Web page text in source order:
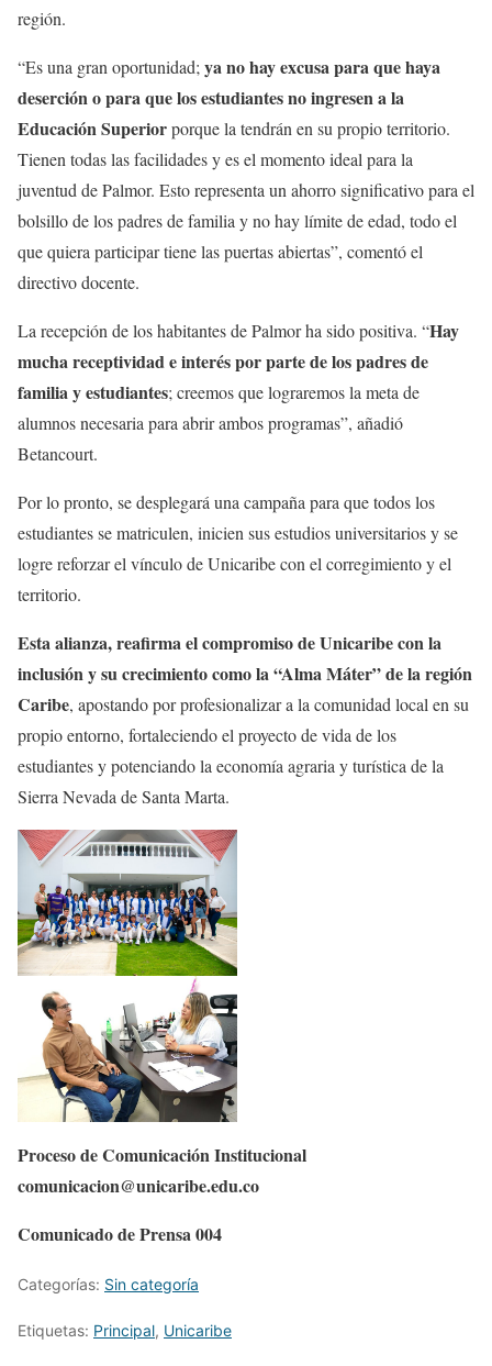
región.
“Es una gran oportunidad; ya no hay excusa para que haya
deserción o para que los estudiantes no ingresen a la
Educación Superiorporque la tendrán en su propio territorio.
Tienen todas las facilidades y es el momento ideal para la
juventud de Palmor. Esto representa un ahorro significativo para el
bolsillo de los padres de familia y no hay límite de edad, todo el
que quiera participar tiene las puertas abiertas”, comentó el
directivo docente.
La recepción de los habitantes de Palmor ha sido positiva. “Hay
mucha receptividad e interés por parte de los padres de
familia y estudiantes; creemos que lograremos la meta de
alumnos necesaria para abrir ambos programas”, añadió
Betancourt.
Por lo pronto, se desplegará una campaña para que todos los
estudiantes se matriculen, inicien sus estudios universitarios y se
logre reforzar el vínculo de Unicaribe con el corregimiento y el
territorio.
Esta alianza, reafirma el compromiso de Unicaribe con la
inclusión y su crecimiento como la “Alma Máter” de la región
Caribe, apostando por profesionalizar a la comunidad local en su
propio entorno, fortaleciendo el proyecto de vida de los
estudiantes y potenciando la economía agraria y turística de la
Sierra Nevada de Santa Marta.
Proceso de Comunicación Institucional
comunicacion@unicaribe.edu.co
Comunicado de Prensa 004
Categorías: Sin categoría
Etiquetas: Principal, Unicaribe